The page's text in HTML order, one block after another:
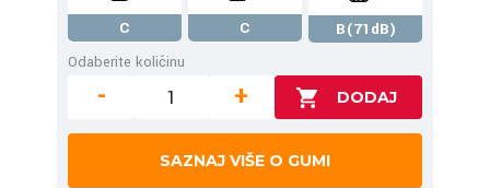
C C
B(71dB)
Odaberite količinu
- +
SAZNAJ VIŠE O GUMI